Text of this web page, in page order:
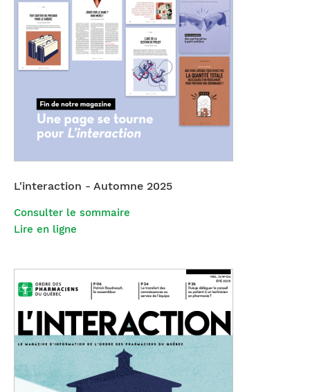
L'interaction - Automne 2025
Consulter le sommaire
Lire en ligne